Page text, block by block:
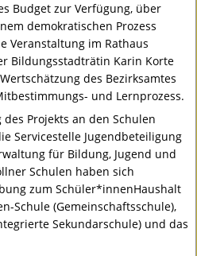
Budget zur Verfügung, über
demokratischen Prozess
Veranstaltung im Rathaus
Bildungsstadträtin Karin Korte
des Bezirksamtes
und Lernprozess.
Projekts an den Schulen
Servicestelle Jugendbeteiligung
für Bildung, Jugend und
Schulen haben sich
zum Schüler*innenHaushalt
Schule (Gemeinschaftsschule),
Sekundarschule) und das